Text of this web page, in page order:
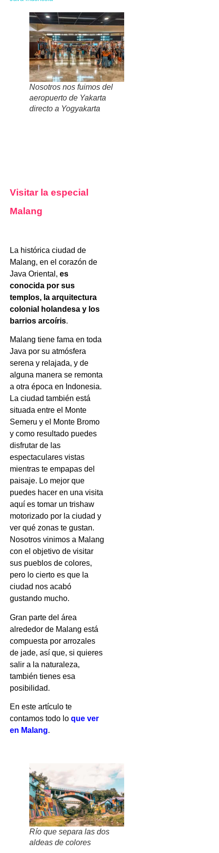
Nosotros nos fuimos del
aeropuerto de Yakarta
directo a Yogyakarta
Visitar la especial
Malang
La histórica ciudad de
Malang, en el corazón de
Java Oriental, es
conocida por sus
templos, la arquitectura
colonial holandesa y los
barrios arcoíris.
Malang tiene fama en toda
Java por su atmósfera
serena y relajada, y de
alguna manera se remonta
a otra época en Indonesia.
La ciudad también está
situada entre el Monte
Semeru y el Monte Bromo
y como resultado puedes
disfrutar de las
espectaculares vistas
mientras te empapas del
paisaje. Lo mejor que
puedes hacer en una visita
aquí es tomar un trishaw
motorizado por la ciudad y
ver qué zonas te gustan.
Nosotros vinimos a Malang
con el objetivo de visitar
sus pueblos de colores,
pero lo cierto es que la
ciudad nos acabó
gustando mucho.
Gran parte del área
alrededor de Malang está
compuesta por arrozales
de jade, así que, si quieres
salir a la naturaleza,
también tienes esa
posibilidad.
En este artículo te
contamos todo lo que ver
en Malang.
Río que separa las dos
aldeas de colores